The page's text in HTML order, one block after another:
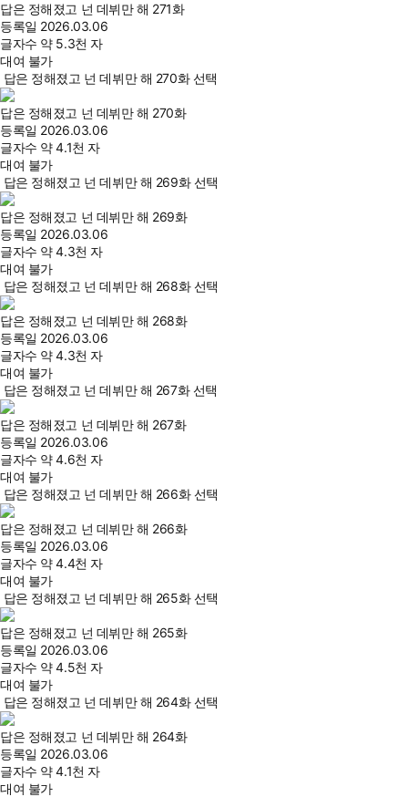
답은 정해졌고 넌 데뷔만 해 271화
등록일 2026.03.06
글자수 약 5.3천 자
대여 불가
답은 정해졌고 넌 데뷔만 해 270화 선택
답은 정해졌고 넌 데뷔만 해 270화
등록일 2026.03.06
글자수 약 4.1천 자
대여 불가
답은 정해졌고 넌 데뷔만 해 269화 선택
답은 정해졌고 넌 데뷔만 해 269화
등록일 2026.03.06
글자수 약 4.3천 자
대여 불가
답은 정해졌고 넌 데뷔만 해 268화 선택
답은 정해졌고 넌 데뷔만 해 268화
등록일 2026.03.06
글자수 약 4.3천 자
대여 불가
답은 정해졌고 넌 데뷔만 해 267화 선택
답은 정해졌고 넌 데뷔만 해 267화
등록일 2026.03.06
글자수 약 4.6천 자
대여 불가
답은 정해졌고 넌 데뷔만 해 266화 선택
답은 정해졌고 넌 데뷔만 해 266화
등록일 2026.03.06
글자수 약 4.4천 자
대여 불가
답은 정해졌고 넌 데뷔만 해 265화 선택
답은 정해졌고 넌 데뷔만 해 265화
등록일 2026.03.06
글자수 약 4.5천 자
대여 불가
답은 정해졌고 넌 데뷔만 해 264화 선택
답은 정해졌고 넌 데뷔만 해 264화
등록일 2026.03.06
글자수 약 4.1천 자
대여 불가